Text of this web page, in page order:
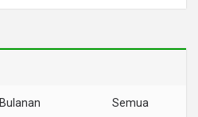
Bulanan Semua